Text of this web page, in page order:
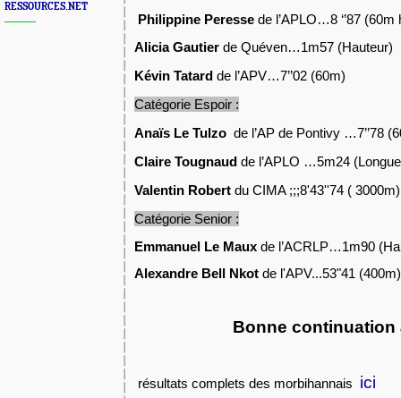
RESSOURCES.NET
Philippine Peresse de l’APLO…8 ‘’87 (60m
Alicia Gautier de Quéven…1m57 (Hauteur)
Kévin Tatard de l’APV…7’’02 (60m)
Catégorie Espoir :
Anaïs Le Tulzo de l’AP de Pontivy …7’’78
Claire Tougnaud de l’APLO …5m24
Valentin Robert du CIMA ;;;8'43''74 ( 3000m)
Catégorie Senior :
Emmanuel Le Maux de l’ACRLP…1m90
Alexandre Bell Nkot de l'APV...53"41 (400m)
Bonne continuation
résultats complets des morbihannais ici